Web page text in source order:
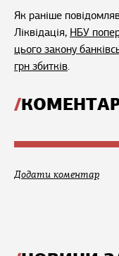
Як раніше
Ліквідація, НБУ
цього закону
грн збитків.
Додати коментар